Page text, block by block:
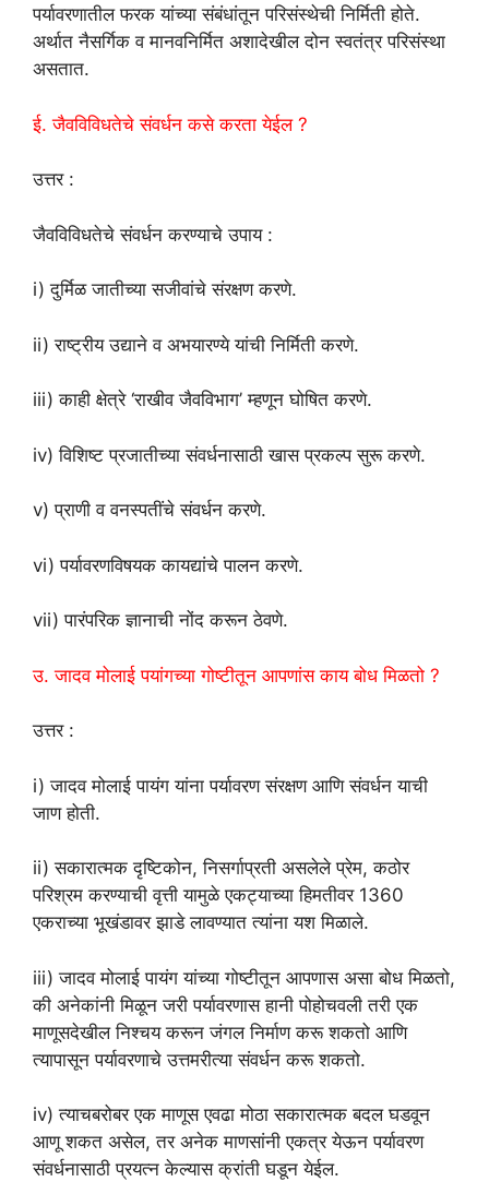
पर्यावरणातील फरक यांच्या संबंधांतून परिसंस्थेची निर्मिती होते.
अर्थात नैसर्गिक व मानवनिर्मित अशादेखील दोन स्वतंत्र परिसंस्था
असतात.
ई. जैवविविधतेचे संवर्धन कसे करता येईल ?
उत्तर :
जैवविविधतेचे संवर्धन करण्याचे उपाय :
i) दुर्मिळ जातीच्या सजीवांचे संरक्षण करणे.
ii) राष्ट्रीय उद्याने व अभयारण्ये यांची निर्मिती करणे.
iii) काही क्षेत्रे ‘राखीव जैवविभाग’ म्हणून घोषित करणे.
iv) विशिष्ट प्रजातीच्या संवर्धनासाठी खास प्रकल्प सुरू करणे.
v) प्राणी व वनस्पतींचे संवर्धन करणे.
vi) पर्यावरणविषयक कायद्यांचे पालन करणे.
vii) पारंपरिक ज्ञानाची नोंद करून ठेवणे.
उ. जादव मोलाई पयांगच्या गोष्टीतून आपणांस काय बोध मिळतो ?
उत्तर :
i) जादव मोलाई पायंग यांना पर्यावरण संरक्षण आणि संवर्धन याची
जाण होती.
ii) सकारात्मक दृष्टिकोन, निसर्गाप्रती असलेले प्रेम, कठोर
परिश्रम करण्याची वृत्ती यामुळे एकट्याच्या हिमतीवर 1360
एकराच्या भूखंडावर झाडे लावण्यात त्यांना यश मिळाले.
iii) जादव मोलाई पायंग यांच्या गोष्टीतून आपणास असा बोध मिळतो,
की अनेकांनी मिळून जरी पर्यावरणास हानी पोहोचवली तरी एक
माणूसदेखील निश्चय करून जंगल निर्माण करू शकतो आणि
त्यापासून पर्यावरणाचे उत्तमरीत्या संवर्धन करू शकतो.
iv) त्याचबरोबर एक माणूस एवढा मोठा सकारात्मक बदल घडवून
आणू शकत असेल, तर अनेक माणसांनी एकत्र येऊन पर्यावरण
संवर्धनासाठी प्रयत्न केल्यास क्रांती घडून येईल.